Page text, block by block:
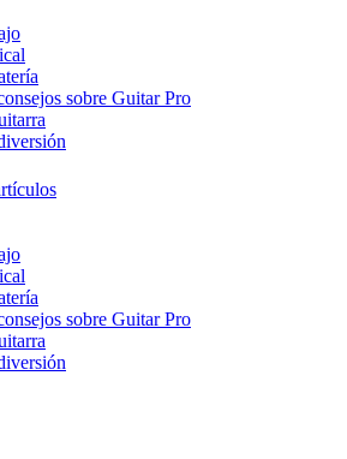
sobre Guitar Pro
sobre Guitar Pro